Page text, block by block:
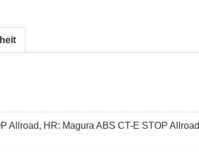
Allroad, HR: Magura ABS CT-E STOP Allroad